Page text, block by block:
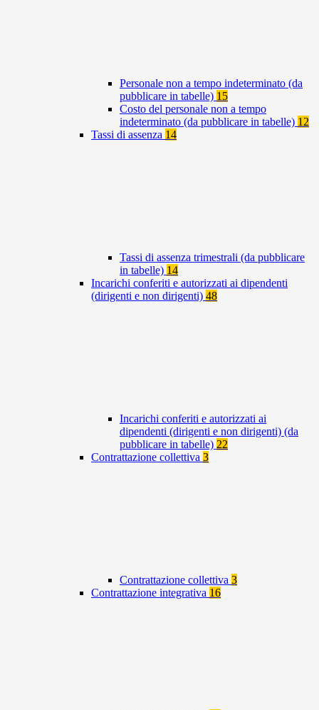
Personale non a tempo indeterminato (da
pubblicare in tabelle) 15
Costo del personale non a tempo
indeterminato (da pubblicare in tabelle) 12
Tassi di assenza 14
Tassi di assenza trimestrali (da pubblicare
in tabelle) 14
Incarichi conferiti e autorizzati ai dipendenti
(dirigenti e non dirigenti) 48
Incarichi conferiti e autorizzati ai
dipendenti (dirigenti e non dirigenti) (da
pubblicare in tabelle) 22
Contrattazione collettiva 3
Contrattazione collettiva 3
Contrattazione integrativa 16